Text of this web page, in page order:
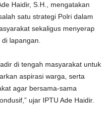
Haidir, S.H., mengatakan
satu strategi Polri dalam
sekaligus menyerap
lapangan.
di tengah masyarakat untuk
aspirasi warga, serta
agar bersama-sama
ujar IPTU Ade Haidir.